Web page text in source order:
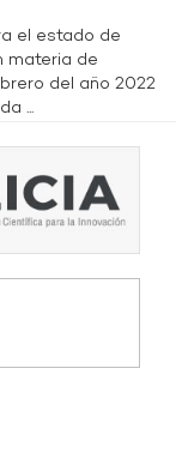
el estado de
materia de
del año 2022
...